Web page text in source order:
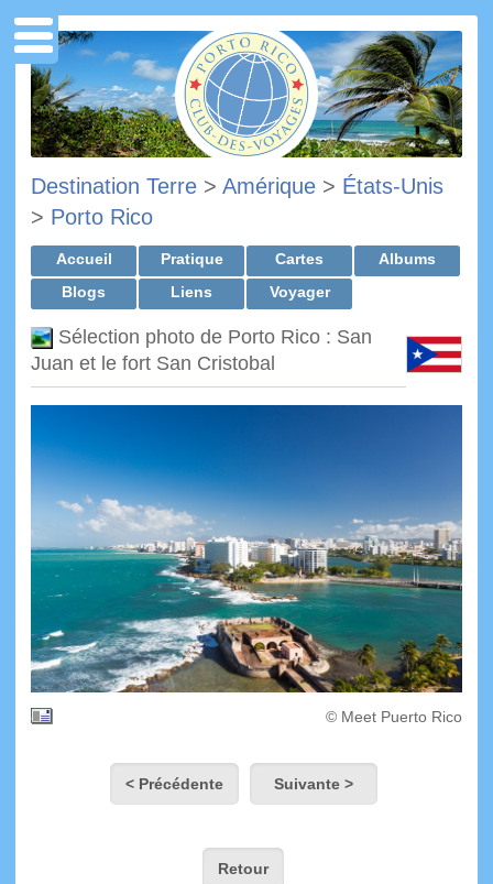
Destination Terre > Amérique > États-Unis
> Porto Rico
Accueil Pratique Cartes
Albums
Blogs
Liens Voyager
Sélection photo de Porto Rico : San
Juan et le fort San Cristobal
© Meet Puerto Rico
< Précédente Suivante >
Retour